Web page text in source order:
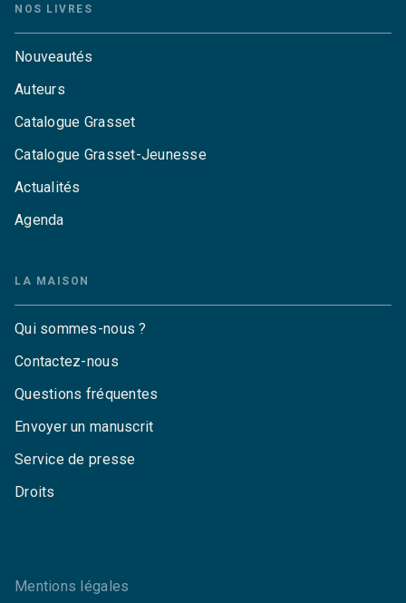
NOS LIVRES
Nouveautés
Auteurs
Catalogue Grasset
Catalogue Grasset-Jeunesse
Actualités
Agenda
LA MAISON
Qui sommes-nous ?
Contactez-nous
Questions fréquentes
Envoyer un manuscrit
Service de presse
Droits
Mentions légales